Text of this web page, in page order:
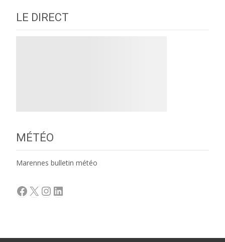
LE DIRECT
MÉTÉO
Marennes bulletin météo
Facebook
X Instagram
LinkedIn